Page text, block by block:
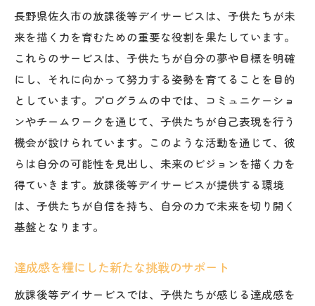
長野県佐久市の放課後等デイサービスは、子供たちが未
来を描く力を育むための重要な役割を果たしています。
これらのサービスは、子供たちが自分の夢や目標を明確
にし、それに向かって努力する姿勢を育てることを目的
としています。プログラムの中では、コミュニケーショ
ンやチームワークを通じて、子供たちが自己表現を行う
機会が設けられています。このような活動を通じて、彼
らは自分の可能性を見出し、未来のビジョンを描く力を
得ていきます。放課後等デイサービスが提供する環境
は、子供たちが自信を持ち、自分の力で未来を切り開く
基盤となります。
達成感を糧にした新たな挑戦のサポート
放課後等デイサービスでは、子供たちが感じる達成感を